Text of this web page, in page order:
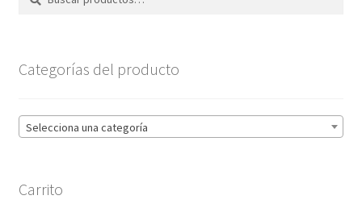
Categorías del producto
Selecciona una categoría
Carrito